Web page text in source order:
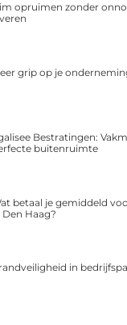
opruimen zonder
grip op je
Bestratingen:
buitenruimte
betaal je gemiddeld
Den Haag?
in